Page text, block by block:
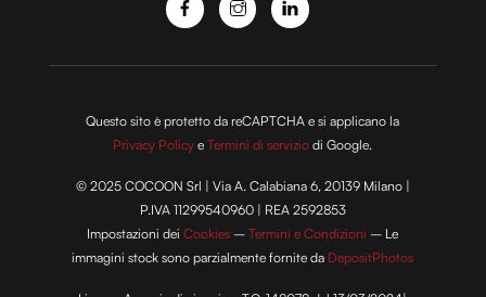
Questo sito è protetto da reCAPTCHA e si applicano la
Privacy Policy eTermini di servizio di Google.
© 2025 COCOON Srl | Via A. Calabiana 6, 20139 Milano |
P.IVA 11299540960 | REA 2592853
Impostazioni deiCookies –Termini e Condizioni – Le
immagini stock sono parzialmente fornite da DepositPhotos